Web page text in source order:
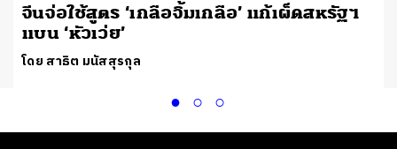
จีนจ่อใช้สูตร ‘เกลือจิ้มเกลือ’ แก้เผ็ดสหรัฐฯ
แบน ‘หัวเว่ย’
โดย สาธิต มนัสสุรกุล